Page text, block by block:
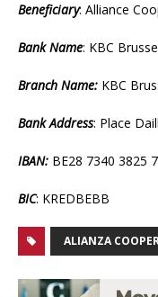
Beneficiary: Alliance
Bank Name: KBC
Branch Name: KBC
Bank Address: Place
IBAN: BE28 7340 3825
BIC: KREDBEBB
ALIANZA